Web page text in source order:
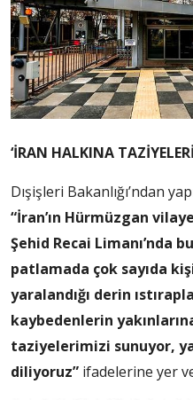
‘İRAN HALKINA
Dışişleri Bakanlığı’ndan
“İran’ın Hürmüzgan
Şehid Recai Limanı’nda
patlamada çok sayıda
yaralandığı derin
kaybedenlerin
taziyelerimizi sunuyor,
diliyoruz” ifadelerine yer